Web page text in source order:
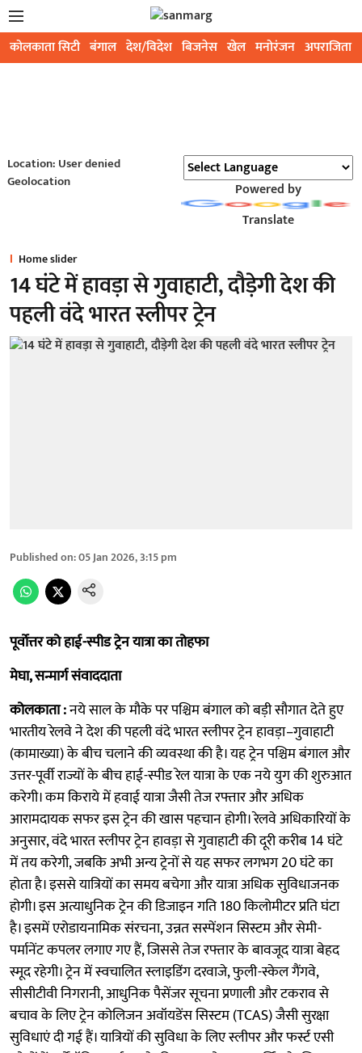
कोलकाता सिटी बंगाल देश/विदेश बिजनेस खेल मनोरंजन अपराजिता
Location: User denied
Geolocation
Powered by
Translate
Home slider
14 घंटे में हावड़ा से गुवाहाटी, दौड़ेगी देश की
पहली वंदे भारत स्लीपर ट्रेन
Published on:05 Jan 2026, 3:15 pm
पूर्वोत्तर को हाई-स्पीड ट्रेन यात्रा का तोहफा
मेघा, सन्मार्ग संवाददाता
कोलकाता :नये साल के मौके पर पश्चिम बंगाल को बड़ी सौगात देते हुए
भारतीय रेलवे ने देश की पहली वंदे भारत स्लीपर ट्रेन हावड़ा–गुवाहाटी
(कामाख्या) के बीच चलाने की व्यवस्था की है। यह ट्रेन पश्चिम बंगाल और
उत्तर-पूर्वी राज्यों के बीच हाई-स्पीड रेल यात्रा के एक नये युग की शुरुआत
करेगी। कम किराये में हवाई यात्रा जैसी तेज रफ्तार और अधिक
आरामदायक सफर इस ट्रेन की खास पहचान होगी। रेलवे अधिकारियों के
अनुसार, वंदे भारत स्लीपर ट्रेन हावड़ा से गुवाहाटी की दूरी करीब 14 घंटे
में तय करेगी, जबकि अभी अन्य ट्रेनों से यह सफर लगभग 20 घंटे का
होता है। इससे यात्रियों का समय बचेगा और यात्रा अधिक सुविधाजनक
होगी। इस अत्याधुनिक ट्रेन की डिजाइन गति 180 किलोमीटर प्रति घंटा
है। इसमें एरोडायनामिक संरचना, उन्नत सस्पेंशन सिस्टम और सेमी-
पर्मानेंट कपलर लगाए गए हैं, जिससे तेज रफ्तार के बावजूद यात्रा बेहद
स्मूद रहेगी। ट्रेन में स्वचालित स्लाइडिंग दरवाजे, फुली-स्केल गैंगवे,
सीसीटीवी निगरानी, आधुनिक पैसेंजर सूचना प्रणाली और टकराव से
बचाव के लिए ट्रेन कोलिजन अवॉयडेंस सिस्टम (TCAS) जैसी सुरक्षा
सुविधाएं दी गई हैं। यात्रियों की सुविधा के लिए स्लीपर और फर्स्ट एसी